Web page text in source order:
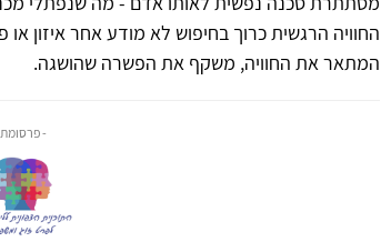
החוויה הרגשית כרוך בחיפוש לא מודע אחר איזון
המתאר את החוויה, משקף את הפשרה שהושגה.
-